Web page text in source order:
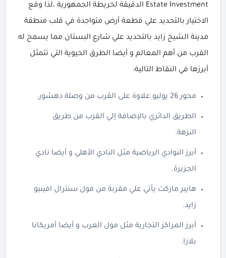
Estate Investment الدقيقة لخريطة الجمهورية ،لذا وقع
الاختيار بالتحديد علي قطعة أرض متواجدة في قلب منطقة
مدينة الشيخ زايد بالتحديد علي شارع البستان مما يسمح له
القرب من أهم المعالم و أيضا الطرق الحيوية التي تتمثل
أبرزها في النقاط التالية:
محور 26 يوليو علاوة على القرب من وصلة دهشور.
الطريق الدائري بالإضافة إلي القرب من طريق
النزهة.
أبرز النوادي الرياضية مثل النادي الأهلي و أيضا نادي
الجزيرة.
هايبر ماركت يأتي علي مقربة من مول سنترال افينيو
زايد.
أبرز المراكز التجارية مثل مول العرب و أيضا أمريكانا
بلازا.